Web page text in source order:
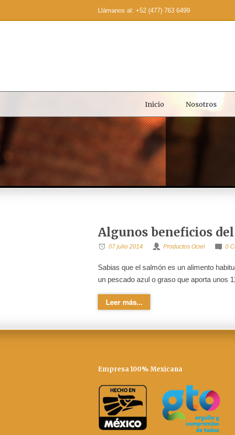
Llámanos al: +52 (477) 763 6499
Inicio Nosotros
Algunos beneficios
07 julio 2014 Productos Ociel 0
Sabias que el salmón es un alimento
un pescado azul o graso que aporta unos
Leer más...
Empresa 100% Mexicana